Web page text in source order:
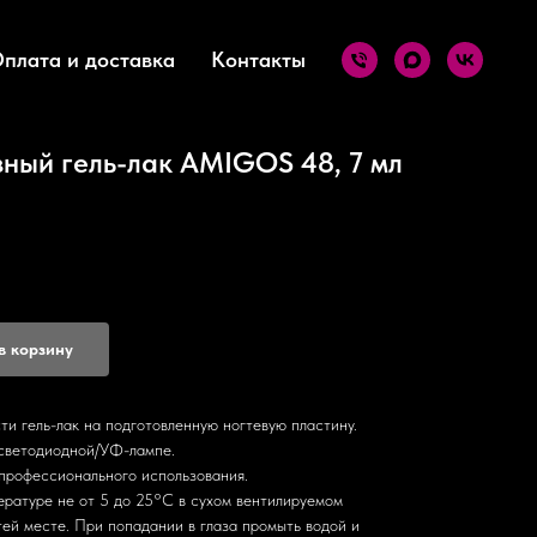
и доставка Контакты
гель-лак AMIGOS 48, 7 мл
корзину
лак на подготовленную ногтевую пластину.
УФ-лампе.
использования.
не от 5 до 25°С в сухом вентилируемом
месте. При попадании в глаза промыть водой и